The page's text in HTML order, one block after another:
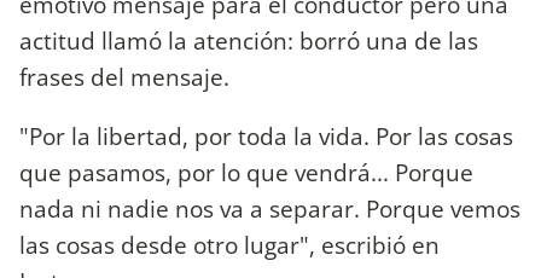
actitud llamó la atención: borró una de las
frases del mensaje.
"Por la libertad, por toda la vida. Por las cosas
que pasamos, por lo que vendrá... Porque
nada ni nadie nos va a separar. Porque vemos
las cosas desde otro lugar", escribió en